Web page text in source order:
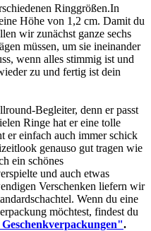
Ringgrößen.In
Höhe von 1,2 cm. Damit du
wir zunächst ganze sechs
müssen, um sie ineinander
wenn alles stimmig ist und
zu und fertig ist dein
Begleiter, denn er passt
Ringe hat er eine tolle
er einfach auch immer schick
genauso gut tragen wie
ein schönes
und auch etwas
Verschenken liefern wir
Wenn du eine
möchtest, findest du
.